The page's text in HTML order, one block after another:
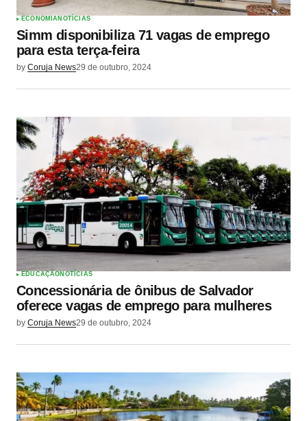
ECONOMIA NOTÍCIAS
Simm disponibiliza 71 vagas de emprego
para esta terça-feira
by Coruja News29 de outubro, 2024
EDUCAÇÃONOTÍCIAS
Concessionária de ônibus de Salvador
oferece vagas de emprego para mulheres
by Coruja News29 de outubro, 2024